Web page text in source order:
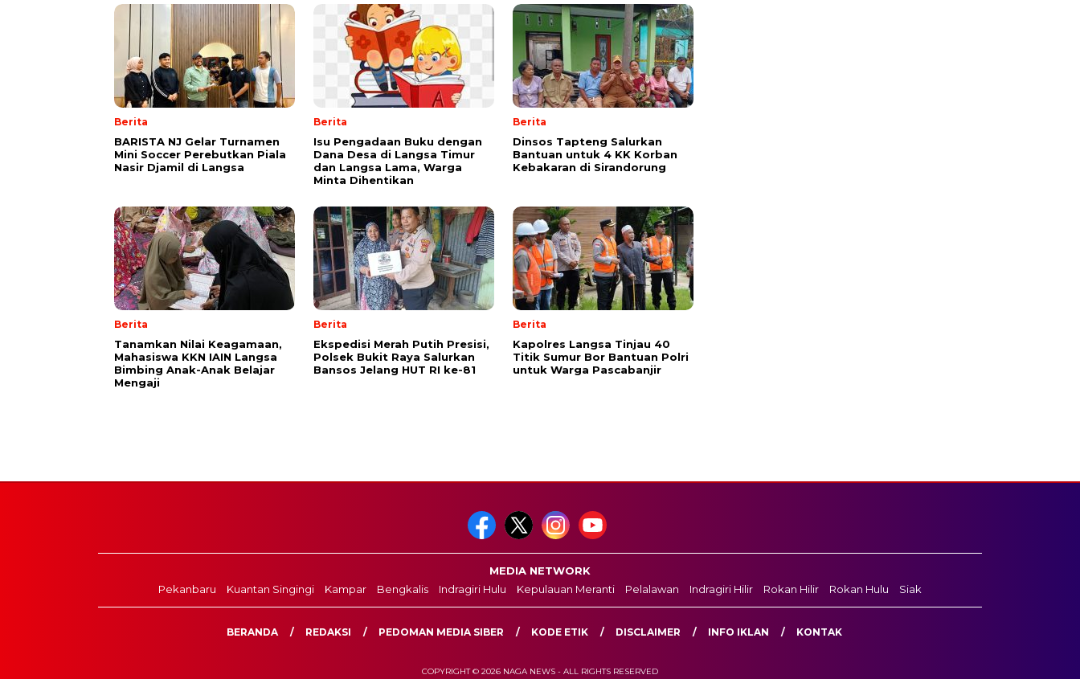
Berita
BARISTA NJ Gelar Turnamen
Mini Soccer Perebutkan Piala
Nasir Djamil di Langsa
Berita
Isu Pengadaan Buku dengan
Dana Desa di Langsa Timur
dan Langsa Lama, Warga
Minta Dihentikan
Berita
Dinsos Tapteng Salurkan
Bantuan untuk 4 KK Korban
Kebakaran di Sirandorung
Berita
Tanamkan Nilai Keagamaan,
Mahasiswa KKN IAIN Langsa
Bimbing Anak-Anak Belajar
Mengaji
Berita
Ekspedisi Merah Putih Presisi,
Polsek Bukit Raya Salurkan
Bansos Jelang HUT RI ke-81
Berita
Kapolres Langsa Tinjau 40
Titik Sumur Bor Bantuan Polri
untuk Warga Pascabanjir
MEDIA NETWORK
Pekanbaru
Kuantan Singingi Kampar Bengkalis Indragiri Hulu Kepulauan Meranti Pelalawan Indragiri Hilir Rokan Hilir Rokan Hulu Siak
BERANDA REDAKSI PEDOMAN MEDIA SIBER KODE ETIK DISCLAIMER INFO IKLAN KONTAK
COPYRIGHT © 2026 NAGA NEWS - ALL RIGHTS RESERVED